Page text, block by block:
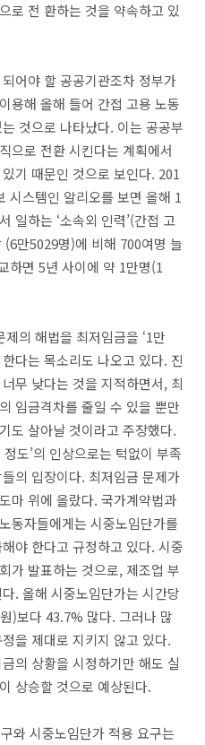
로 전 환하는 것을 약속하고 있
어야 할 공공기관조차 정부가
용해 올해 들어 간접 고용 노동
것으로 나타났다. 이는 공공부
으로 전환 시킨다는 계획에서
기 때문인 것으로 보인다. 201
시스템인 알리오를 보면 올해 1
일하는 ‘소속외 인력’(간접 고
만5029명)에 비해 700여명 늘
하면 5년 사이에 약 1만명(1
의 해법을 최저임금을 ‘1만
다는 목소리도 나오고 있다. 진
무 낮다는 것을 지적하면서, 최
임금격차를 줄일 수 있을 뿐만
도 살아날 것이라고 주장했다.
도’의 인상으로는 턱없이 부족
의 입장이다. 최저임금 문제가
마 위에 올랐다. 국가계약법과
동자들에게는 시중노임단가를
야 한다고 규정하고 있다. 시중
가 발표하는 것으로, 제조업 부
. 올해 시중노임단가는 시간당
)보다 43.7% 많다. 그러나 많
을 제대로 지키지 않고 있다.
의 상황을 시정하기만 해도 실
상승할 것으로 예상된다.
와 시중노임단가 적용 요구는